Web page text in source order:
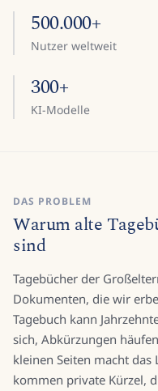
500.000+
Nutzer weltweit
300+
KI-Modelle
DAS PROBLEM
Warum alte
sind
Tagebücher der
Dokumenten, die wir
Tagebuch kann
sich, Abkürzungen
kleinen Seiten macht das
kommen private Kürzel,